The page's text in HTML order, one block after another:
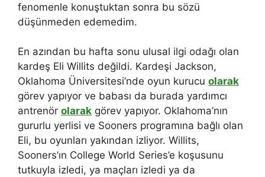
fenomenle konuştuktan sonra bu sözü
düşünmeden edemedim.
En azından bu hafta sonu ulusal ilgi odağı olan
kardeş Eli Willits değildi. Kardeşi Jackson,
Oklahoma Üniversitesi’nde oyun kurucu olarak
görev yapıyor ve babası da burada yardımcı
antrenör olarak görev yapıyor. Oklahoma’nın
gururlu yerlisi ve Sooners programına bağlı olan
Eli, bu oyunları yakından izliyor. Willits,
Sooners’ın College World Series’e koşusunu
tutkuyla izledi, ya maçları izledi ya da